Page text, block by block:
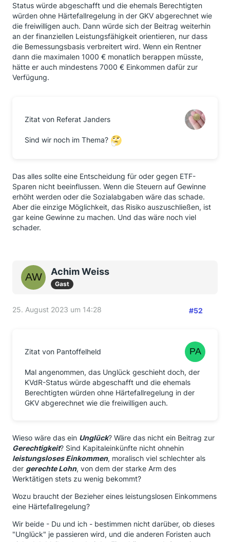
Status würde abgeschafft und die ehemals Berechtigten
würden ohne Härtefallregelung in der GKV abgerechnet wie
die freiwilligen auch. Dann würde sich der Beitrag weiterhin
an der finanziellen Leistungsfähigkeit orientieren, nur dass
die Bemessungsbasis verbreitert wird. Wenn ein Rentner
dann die maximalen 1000 € monatlich berappen müsste,
hätte er auch mindestens 7000 € Einkommen dafür zur
Verfügung.
Zitat von Referat Janders
Sind wir noch im Thema?
Das alles sollte eine Entscheidung für oder gegen ETF-
Sparen nicht beeinflussen. Wenn die Steuern auf Gewinne
erhöht werden oder die Sozialabgaben wäre das schade.
Aber die einzige Möglichkeit, das Risiko auszuschließen, ist
gar keine Gewinne zu machen. Und das wäre noch viel
schader.
Achim Weiss
Gast
25. August 2023 um 14:28 #52
Zitat von Pantoffelheld
Mal angenommen, das Unglück geschieht doch, der
KVdR-Status würde abgeschafft und die ehemals
Berechtigten würden ohne Härtefallregelung in der
GKV abgerechnet wie die freiwilligen auch.
Wieso wäre das ein Unglück? Wäre das nicht ein Beitrag zur
Gerechtigkeit? Sind Kapitaleinkünfte nicht ohnehin
leistungsloses Einkommen, moralisch viel schlechter als
der gerechte Lohn, von dem der starke Arm des
Werktätigen stets zu wenig bekommt?
Wozu braucht der Bezieher eines leistungslosen Einkommens
eine Härtefallregelung?
Wir beide - Du und ich - bestimmen nicht darüber, ob dieses
"Unglück" je passieren wird, und die anderen Foristen auch